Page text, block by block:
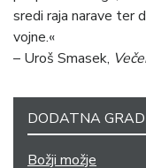
sredi raja narave ter
vojne.«
– Uroš Smasek,
DODATNA
Božji možje